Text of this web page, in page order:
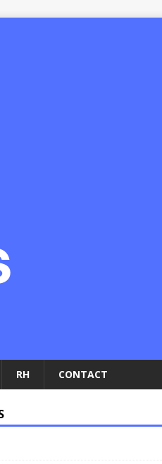
RH CONTACT